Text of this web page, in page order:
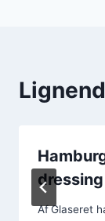
dressing
AfGlaseret